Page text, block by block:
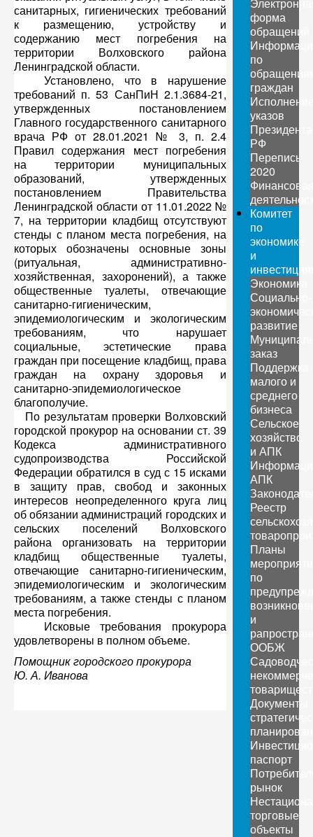
санитарных, гигиенических требований
к размещению, устройству и
содержанию мест погребения на
территории Волховского района
Ленинградской области.
Установлено, что в нарушение
требований п. 53 СанПиН 2.1.3684-21,
утвержденных постановлением
Главного государственного санитарного
врача РФ от 28.01.2021 № 3, п. 2.4
Правил содержания мест погребения
на территории муниципальных
образований, утвержденных
постановлением Правительства
Ленинградской области от 11.01.2022 №
7, на территории кладбищ отсутствуют
стенды с планом места погребения, на
которых обозначены основные зоны
(ритуальная, административно-
хозяйственная, захоронений), а также
общественные туалеты, отвечающие
санитарно-гигиеническим,
эпидемиологическим и экологическим
требованиям, что нарушает
социальные, эстетические права
граждан при посещение кладбищ, права
граждан на охрану здоровья и
санитарно-эпидемиологическое
благополучие.
По результатам проверки Волховский
городской прокурор на основании ст. 39
Кодекса административного
судопроизводства Российской
Федерации обратился в суд с 15 исками
в защиту прав, свобод и законных
интересов неопределенного круга лиц
об обязании администраций городских и
сельских поселений Волховского
района организовать на территории
кладбищ общественные туалеты,
отвечающие санитарно-гигиеническим,
эпидемиологическим и экологическим
требованиям, а также стенды с планом
места погребения.
Исковые требования прокурора
удовлетворены в полном объеме.
Помощник городского прокурора
Ю. А. Иванова
форма
обращений
по
граждан
указов
Президента
РФ
Перепись
2020
Комитет
по
экономике
и
Экономика
Социально-
развитие
заказ
Поддержка
малого и
среднего
бизнеса
Сельское
хозяйство
и АПК
АПК
Реестр
Планы
по
и
ООБЖ
Документы
паспорт
рынок
торговые
объекты